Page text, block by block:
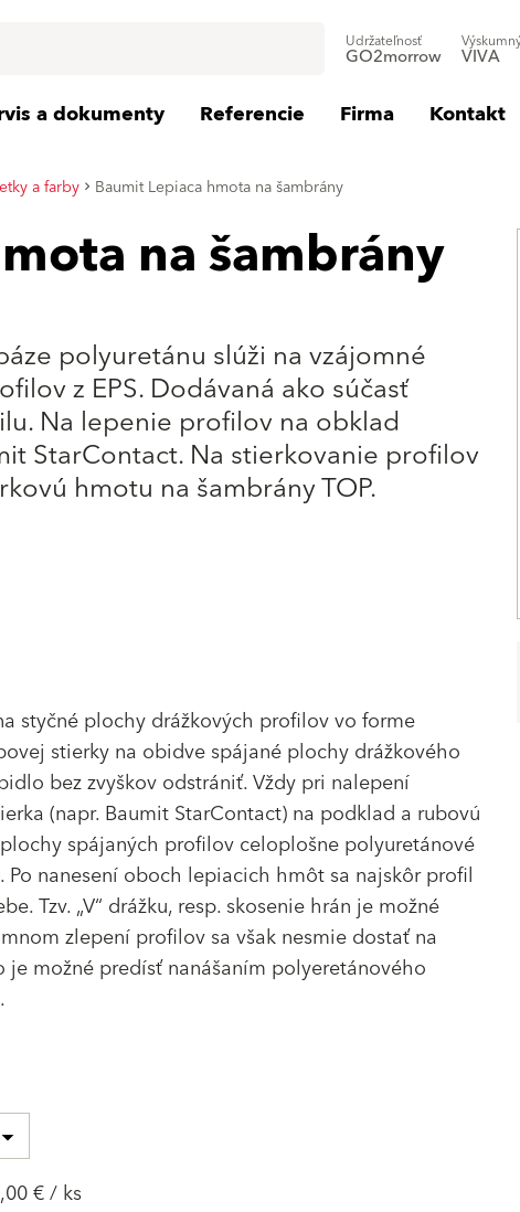
Udržateľnosť
GO2morrow VIVA
a dokumenty Referencie Firma Kontakt
a farby Baumit Lepiaca hmota na šambrány
na šambrány
polyuretánu slúži na vzájomné
z EPS. Dodávaná ako súčasť
Na lepenie profilov na obklad
StarContact. Na stierkovanie profilov
hmotu na šambrány TOP.
styčné plochy drážkových profilov vo forme
stierky na obidve spájané plochy drážkového
bez zvyškov odstrániť. Vždy pri nalepení
(napr. Baumit StarContact) na podklad a rubovú
spájaných profilov celoplošne polyuretánové
nanesení oboch lepiacich hmôt sa najskôr profil
Tzv. „V“ drážku, resp. skosenie hrán je možné
zlepení profilov sa však nesmie dostať na
možné predísť nanášaním polyeretánového
€ / ks